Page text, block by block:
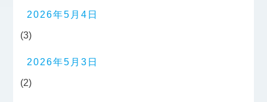
2026年5月4日
(3)
2026年5月3日
(2)